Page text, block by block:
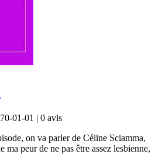
01-01 | 0 avis
on va parler de Céline Sciamma,
ma peur de ne pas être assez lesbienne,